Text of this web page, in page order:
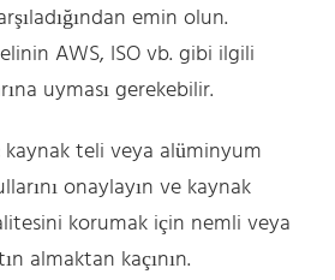
emin olun.
AWS, ISO vb. gibi ilgili
uyması gerekebilir.
kaynak teli veya alüminyum
onaylayın ve kaynak
korumak için nemli veya
almaktan kaçının.